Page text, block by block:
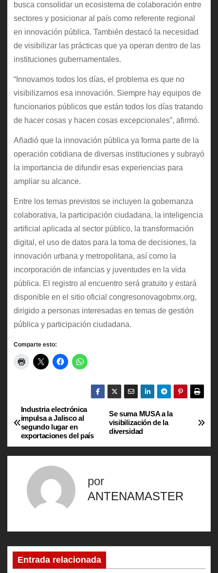
busca consolidar un ecosistema de colaboración entre
sectores y posicionar al país como referente regional
en innovación pública. También destacó la necesidad
de visibilizar las prácticas que ya operan dentro de las
instituciones gubernamentales.
“Innovamos todos los días, el problema es que no
visibilizamos esa innovación. Siempre hay equipos de
funcionarios públicos que están todos los días tratando
de hacer cosas y hacen cosas excepcionales”, afirmó.
Añadió que la innovación pública ya forma parte de la
operación cotidiana de diversas instituciones y subrayó
la importancia de difundir esas experiencias para
ampliar su alcance.
Entre los temas previstos se incluyen la gobernanza
colaborativa, la participación ciudadana, la inteligencia
artificial aplicada al sector público, la transformación
digital, el uso de datos para la toma de decisiones, la
innovación urbana y metropolitana, así como la
incorporación de infancias y juventudes en la vida
pública. El registro al encuentro será gratuito y estará
disponible en el sitio oficial congresonovagobmx.org,
dirigido a personas interesadas en temas de gestión
pública y participación ciudadana.
Comparte esto:
N
a
v
Se suma MUSA a la
visibilización de la
diversidad
Industria electrónica
impulsa a Jalisco al
segundo lugar en
exportaciones del país
por
ANTENAMASTER
Entrada relacionada